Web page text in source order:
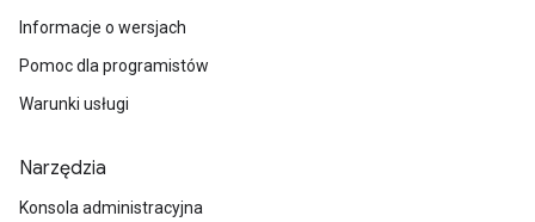
Informacje o wersjach
Pomoc dla programistów
Warunki usługi
Narzędzia
Konsola administracyjna